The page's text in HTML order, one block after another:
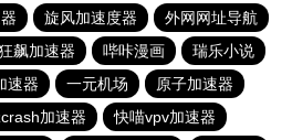
旋风加速度器
外网网址导航
飙加速器 哔咔漫画
瑞乐小说
速器 一元机场
原子加速器
加速器
快喵vpv加速器